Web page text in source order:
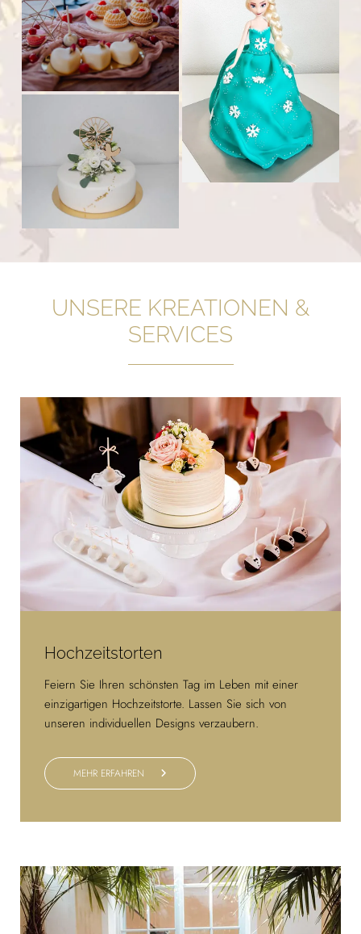
UNSERE KREATIONEN &
SERVICES
Hochzeitstorten
Feiern Sie Ihren schönsten Tag im Leben mit einer
einzigartigen Hochzeitstorte. Lassen Sie sich von
unseren individuellen Designs verzaubern.
MEHR ERFAHREN